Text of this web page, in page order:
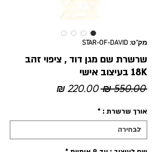
מק"ט: STAR-OF-DAVID
שרשרת שם מגן דוד , ציפוי זהב
18K בעיצוב אישי
‏550.00 ‏₪
מחיר
מחיר
אורך שרשרת : *